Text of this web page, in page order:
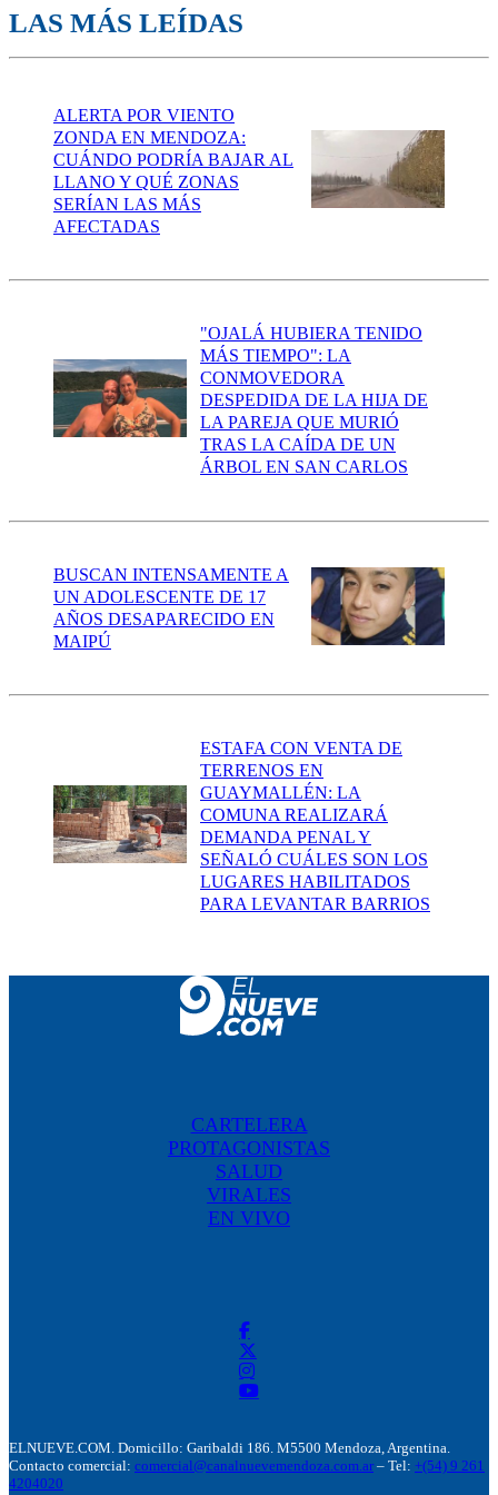
LAS MÁS LEÍDAS
ALERTA POR VIENTO
ZONDA EN MENDOZA:
CUÁNDO PODRÍA BAJAR AL
LLANO Y QUÉ ZONAS
SERÍAN LAS MÁS
AFECTADAS
"OJALÁ HUBIERA TENIDO
MÁS TIEMPO": LA
CONMOVEDORA
DESPEDIDA DE LA HIJA DE
LA PAREJA QUE MURIÓ
TRAS LA CAÍDA DE UN
ÁRBOL EN SAN CARLOS
BUSCAN INTENSAMENTE A
UN ADOLESCENTE DE 17
AÑOS DESAPARECIDO EN
MAIPÚ
ESTAFA CON VENTA DE
TERRENOS EN
GUAYMALLÉN: LA
COMUNA REALIZARÁ
DEMANDA PENAL Y
SEÑALÓ CUÁLES SON LOS
LUGARES HABILITADOS
PARA LEVANTAR BARRIOS
CARTELERA
PROTAGONISTAS
SALUD
VIRALES
EN VIVO
ELNUEVE.COM. Domicillo: Garibaldi 186. M5500 Mendoza, Argentina.
Contacto comercial: comercial@canalnuevemendoza.com.ar – Tel: +(54) 9 261
4204020